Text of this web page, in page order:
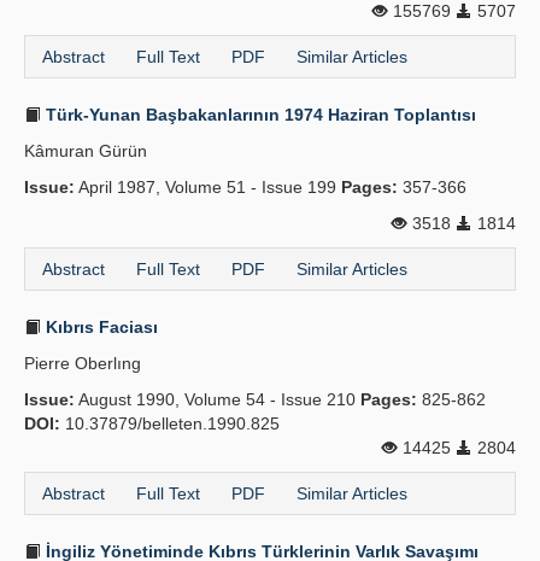
155769
5707
Abstract Full Text PDF Similar Articles
Türk-Yunan Başbakanlarının 1974 Haziran Toplantısı
Kâmuran Gürün
Issue: April 1987, Volume 51 - Issue 199 Pages: 357-366
3518
1814
Abstract Full Text PDF Similar Articles
Kıbrıs Faciası
Pierre Oberlıng
Issue: August 1990, Volume 54 - Issue 210 Pages: 825-862
DOI: 10.37879/belleten.1990.825
14425
2804
Abstract Full Text PDF Similar Articles
İngiliz Yönetiminde Kıbrıs Türklerinin Varlık Savaşımı